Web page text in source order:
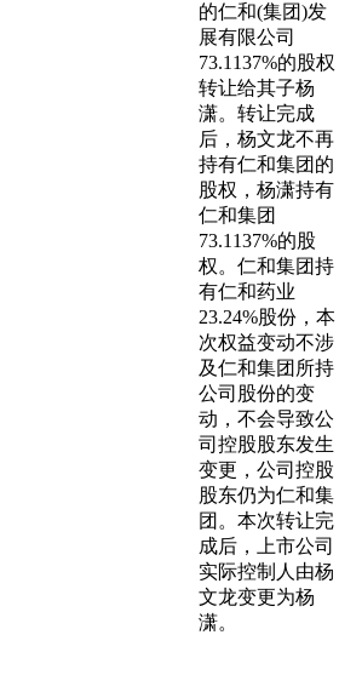
的仁和(集团)发
展有限公司
73.1137%的股权
转让给其子杨
潇。转让完成
后，杨文龙不再
持有仁和集团的
股权，杨潇持有
仁和集团
73.1137%的股
权。仁和集团持
有仁和药业
23.24%股份，本
次权益变动不涉
及仁和集团所持
公司股份的变
动，不会导致公
司控股股东发生
变更，公司控股
股东仍为仁和集
团。本次转让完
成后，上市公司
实际控制人由杨
文龙变更为杨
潇。